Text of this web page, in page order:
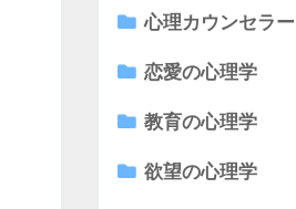
心理カウンセラー
恋愛の心理学
教育の心理学
欲望の心理学